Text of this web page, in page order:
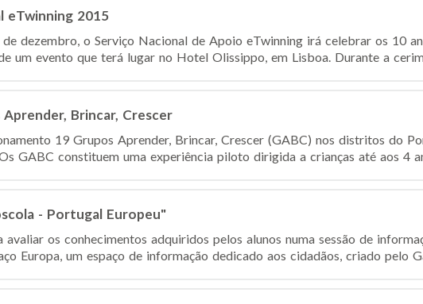
eTwinning 2015
dezembro, o Serviço Nacional de Apoio eTwinning irá celebrar os 10
um evento que terá lugar no Hotel Olissippo, em Lisboa. Durante a
Brincar, Crescer
19 Grupos Aprender, Brincar, Crescer (GABC) nos distritos do
GABC constituem uma experiência piloto dirigida a crianças até aos 4
- Portugal Europeu"
avaliar os conhecimentos adquiridos pelos alunos numa sessão de
Europa, um espaço de informação dedicado aos cidadãos, criado pelo